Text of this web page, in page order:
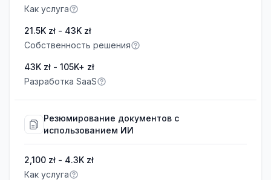
Как услуга
21.5K zł - 43K zł
Собственность решения
43K zł - 105K+ zł
Разработка SaaS
Резюмирование документов с
использованием ИИ
2,100 zł - 4.3K zł
Как услуга